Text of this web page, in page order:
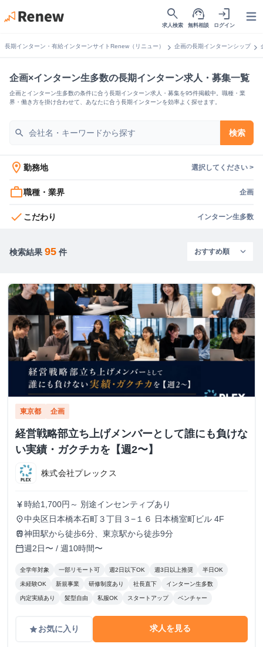
search
求人検索
support_agent
無料相談
login
ログイン
長期インターン・有給インターンサイトRenew（リニュー） chevron_right 企画の長期インターンシップchevron_right
企画×インターン生多数の長期インターン求人・募集一覧
企画とインターン生多数の条件に合う長期インターン求人・募集を95件掲載中。職種・業
界・働き方を掛け合わせて、あなたに合う長期インターンを効率よく探せます。
search 検索
location_on 勤務地 選択してください >
work_outline職種・業界 企画
check こだわり インターン生多数
検索結果 95 件
東京都 企画
経営戦略部立ち上げメンバーとして誰にも負けな
い実績・ガクチカを【週2〜】
株式会社プレックス
currency_yen 時給1,700円～ 別途インセンティブあり
place中央区日本橋本石町３丁目３−１６ 日本橋室町ビル 4F
train神田駅から徒歩6分、東京駅から徒歩9分
calendar_today週2日〜 / 週10時間〜
全学年対象 一部リモート可 週2日以下OK 週3日以上推奨 半日OK
未経験OK 新規事業 研修制度あり 社長直下 インターン生多数
内定実績あり 髪型自由 私服OK スタートアップ ベンチャー
gradeお気に入り 求人を見る